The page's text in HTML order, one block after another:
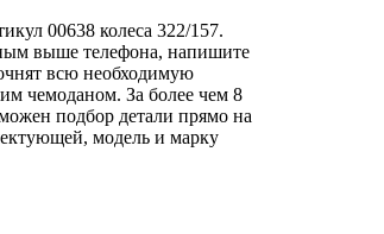
00638 колеса 322/157.
выше телефона, напишите
всю необходимую
чемоданом. За более чем 8
подбор детали прямо на
модель и марку